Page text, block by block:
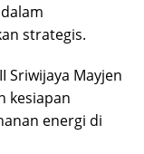
strategis.
Sriwijaya Mayjen
kesiapan
energi di